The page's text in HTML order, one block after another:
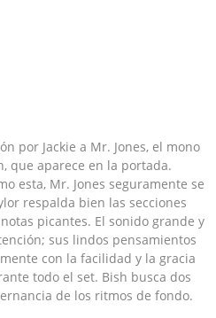
por Jackie a Mr. Jones, el mono
que aparece en la portada.
esta, Mr. Jones seguramente se
respalda bien las secciones
picantes. El sonido grande y
sus lindos pensamientos
con la facilidad y la gracia
todo el set. Bish busca dos
de los ritmos de fondo.